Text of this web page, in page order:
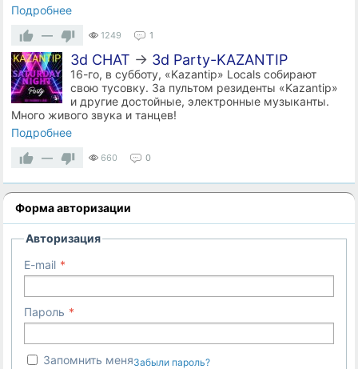
Подробнее
—
1249 1
3d CHAT → 3d Party-KAZANTIP
16-го, в субботу, «Kazantip» Locals собирают
свою тусовку. За пультом резиденты «Kazantip»
и другие достойные, электронные музыканты.
Много живого звука и танцев!
Подробнее
—
660 0
Форма авторизации
Авторизация
E-mail
Пароль
Запомнить меняЗабыли пароль?